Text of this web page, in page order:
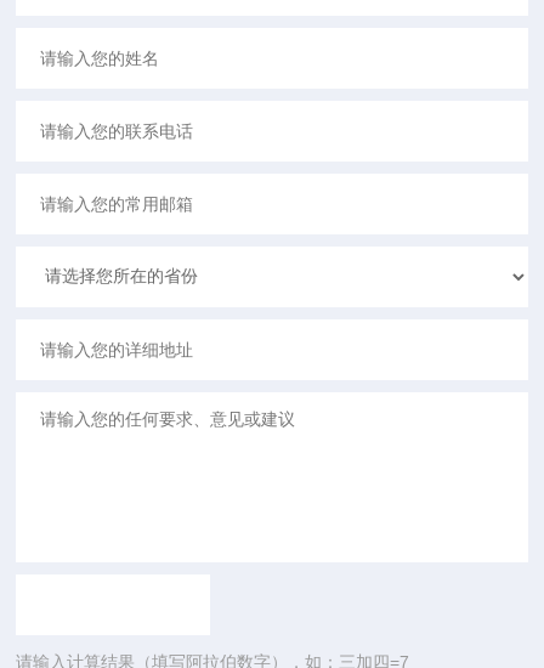
请输入计算结果（填写阿拉伯数字），如：三加四=7